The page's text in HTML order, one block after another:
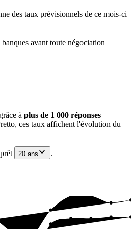
des taux prévisionnels de ce mois-ci
avant toute négociation
à plus de 1 000 réponses
ces taux affichent l'évolution du
20 ans
.